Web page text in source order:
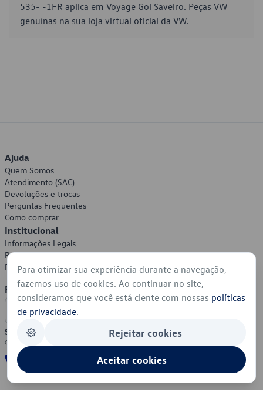
535- -1FR aplica em Voyage Gol Saveiro. Peças VW
genuínas na sua loja virtual oficial da VW.
Ajuda
Quem Somos
Atendimento (SAC)
Devoluções e trocas
Perguntas Frequentes
Como comprar
Institucional
Informações Legais
Política de Privacidade
Política de Cookies
Formas de Pagamento
Segurança
Para otimizar sua experiência durante a navegação,
fazemos uso de cookies. Ao continuar no site,
consideramos que você está ciente com nossas políticas
de privacidade.
Rejeitar cookies
Aceitar cookies